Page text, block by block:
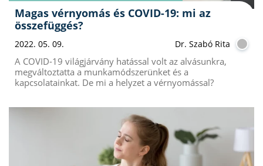
Magas vérnyomás és COVID-19: mi az
összefüggés?
2022. 05. 09. Dr. Szabó Rita
A COVID-19 világjárvány hatással volt az alvásunkra,
megváltoztatta a munkamódszerünket és a
kapcsolatainkat. De mi a helyzet a vérnyomással?